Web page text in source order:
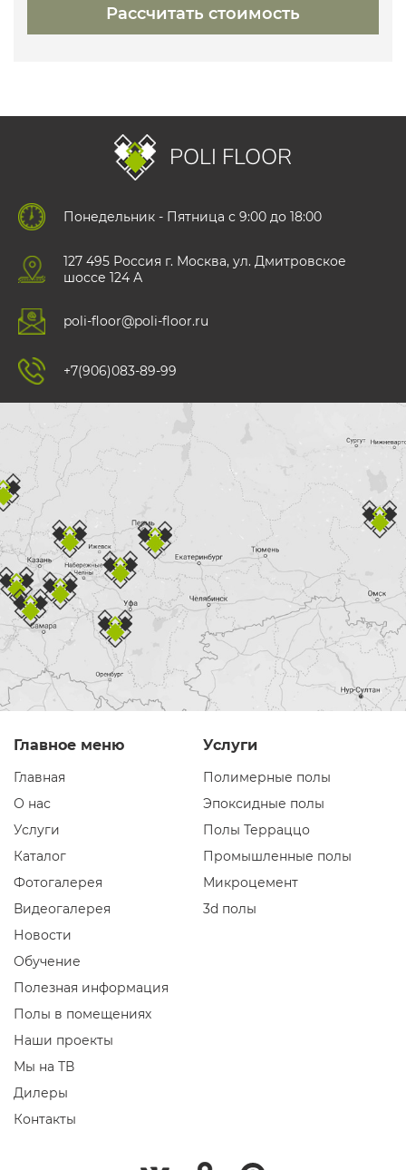
POLI FLOOR
Понедельник - Пятница с 9:00 до 18:00
127 495 Роccия г. Москва, ул. Дмитровское
шоссе 124 А
poli-floor@poli-floor.ru
+7(906)083-89-99
Главное меню
Главная
О нас
Услуги
Каталог
Фотогалерея
Видеогалерея
Новости
Обучение
Полезная информация
Полы в помещениях
Наши проекты
Мы на ТВ
Дилеры
Контакты
Услуги
Полимерные полы
Эпоксидные полы
Полы Терраццо
Промышленные полы
Микроцемент
3d полы